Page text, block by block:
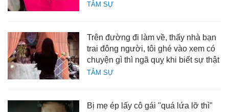
TÂM SỰ
TÂM SỰ
Trên đường đi làm về, thấy nhà bạn
trai đông người, tôi ghé vào xem có
chuyện gì thì ngã quỵ khi biết sự thật
Bị mẹ ép lấy cô gái "quá lứa lỡ thì"